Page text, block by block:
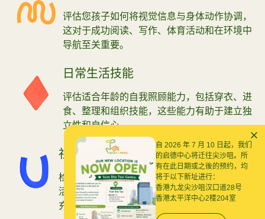
自 2026 年 7 月 10 日起，我们
的启德中心将迁往尖沙咀。所
有在此日期或之後的预约，均
将于以下新址进行：
香港九龙尖沙咀汉口道28号
香港太平洋中心2楼204室
评估您孩子如何将视觉信息与身体动作协调，
这对于成功阅读、写作、体育活动和在环境中
导航至关重要。
日常生活技能
评估适合年龄的自我照顾能力，包括穿衣、进
食、整理和组织技能，这些能力有助于建立独
立性和自信心。
社交运动技能
检查您孩子的运动能力如何影响他们参与社交
活动、团队运动和同龄人互动，确保他们能够
充分参与学校和社区生活。